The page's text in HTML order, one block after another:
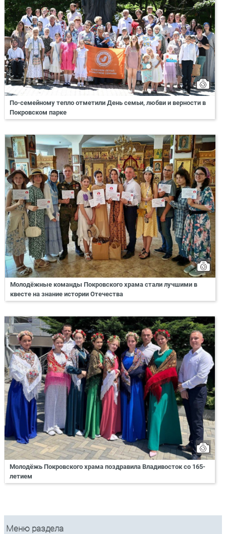
По-семейному тепло отметили День семьи, любви и верности в
Покровском парке
Молодёжные команды Покровского храма стали лучшими в
квесте на знание истории Отечества
Молодёжь Покровского храма поздравила Владивосток со 165-
летием
Меню раздела